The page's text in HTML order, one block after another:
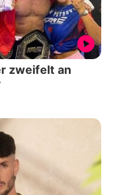
zweifelt an